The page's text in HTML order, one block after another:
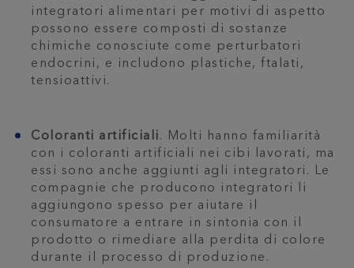
integratori alimentari per motivi di aspetto
possono essere composti di sostanze
chimiche conosciute come perturbatori
endocrini, e includono plastiche, ftalati,
tensioattivi.
Coloranti artificiali. Molti hanno familiarità
con i coloranti artificiali nei cibi lavorati, ma
essi sono anche aggiunti agli integratori. Le
compagnie che producono integratori li
aggiungono spesso per aiutare il
consumatore a entrare in sintonia con il
prodotto o rimediare alla perdita di colore
durante il processo di produzione.